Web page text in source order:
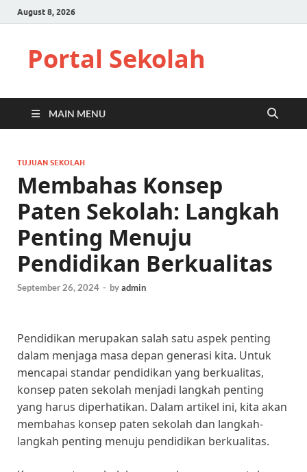
August 8, 2026
Portal Sekolah
MAIN MENU
TUJUAN SEKOLAH
Membahas Konsep
Paten Sekolah: Langkah
Penting Menuju
Pendidikan Berkualitas
September 26, 2024 - byadmin
Pendidikan merupakan salah satu aspek penting
dalam menjaga masa depan generasi kita. Untuk
mencapai standar pendidikan yang berkualitas,
konsep paten sekolah menjadi langkah penting
yang harus diperhatikan. Dalam artikel ini, kita akan
membahas konsep paten sekolah dan langkah-
langkah penting menuju pendidikan berkualitas.